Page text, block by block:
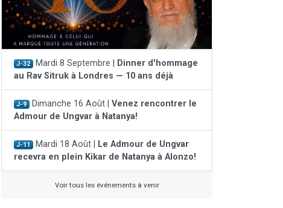
J-32 Mardi 8 Septembre |
Dinner d'hommage
au Rav Sitruk à Londres — 10 ans déjà
J-9 Dimanche 16 Août | Venez rencontrer le
Admour de Ungvar à Natanya!
J-11 Mardi 18 Août |
Le Admour de Ungvar
recevra en plein Kikar de Natanya à Alonzo!
Voir tous les événements à venir